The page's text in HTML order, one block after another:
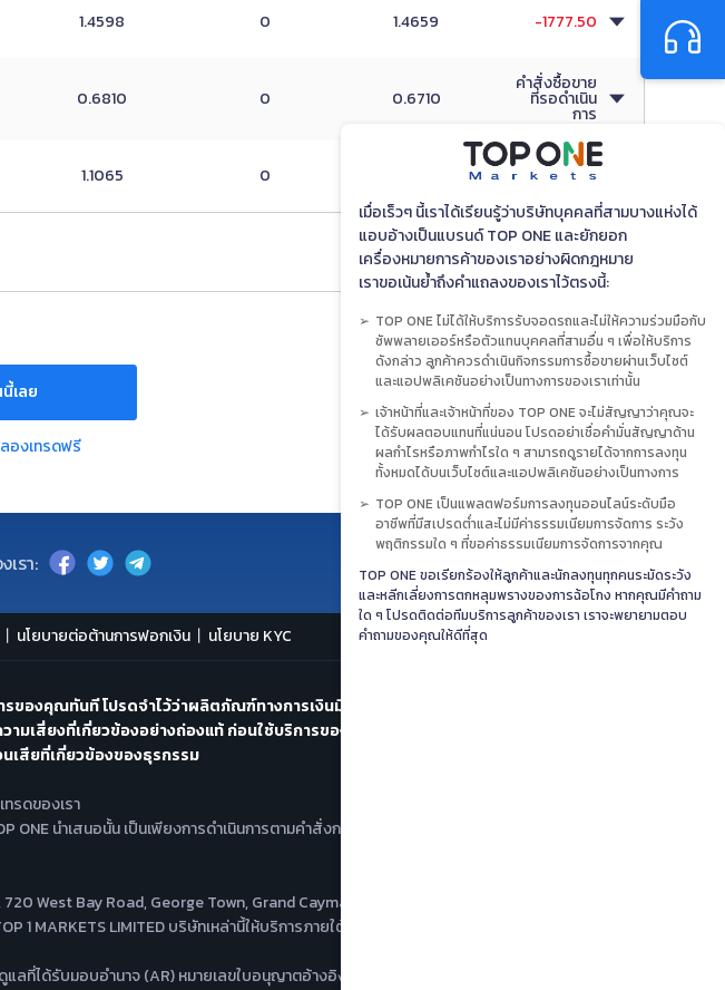
เมื่อเร็วๆ นี้เราได้เรียนรู้ว่าบริษัทบุคคลที่สามบางแห่งได้
แอบอ้างเป็นแบรนด์ TOP ONE และยักยอก
เครื่องหมายการค้าของเราอย่างผิดกฎหมาย
เราขอเน้นย้ำถึงคำแถลงของเราไว้ตรงนี้:
TOP ONE ไม่ได้ให้บริการรับจอดรถและไม่ให้ความร่วมมือกับ
ซัพพลายเออร์หรือตัวแทนบุคคลที่สามอื่น ๆ เพื่อให้บริการ
ดังกล่าว ลูกค้าควรดำเนินกิจกรรมการซื้อขายผ่านเว็บไซต์
และแอปพลิเคชันอย่างเป็นทางการของเราเท่านั้น
เจ้าหน้าที่และเจ้าหน้าที่ของ TOP ONE จะไม่สัญญาว่าคุณจะ
ได้รับผลตอบแทนที่แน่นอน โปรดอย่าเชื่อคำมั่นสัญญาด้าน
ผลกำไรหรือภาพกำไรใด ๆ สามารถดูรายได้จากการลงทุน
ทั้งหมดได้บนเว็บไซต์และแอปพลิเคชันอย่างเป็นทางการ
TOP ONE เป็นแพลตฟอร์มการลงทุนออนไลน์ระดับมือ
อาชีพที่มีสเปรดต่ำและไม่มีค่าธรรมเนียมการจัดการ ระวัง
พฤติกรรมใด ๆ ที่ขอค่าธรรมเนียมการจัดการจากคุณ
TOP ONE ขอเรียกร้องให้ลูกค้าและนักลงทุนทุกคนระมัดระวัง
และหลีกเลี่ยงการตกหลุมพรางของการฉ้อโกง หากคุณมีคำถาม
ใด ๆ โปรดติดต่อทีมบริการลูกค้าของเรา เราจะพยายามตอบ
คำถามของคุณให้ดีที่สุด
1.4598 0 1.4659 -1777.50
0.6810 0 0.6710
คำสั่งซื้อขาย
ที่รอดำเนิน
การ
1.1065 0 916.70
เลย
องเทรดฟรี
รา:
นโยบายต่อต้านการฟอกเงิน นโยบาย KYC
รของคุณทันที โปรดจำไว้ว่าผลิตภัณฑ์ทางการเงินมีความเสี่ยงสูงและคุณอาจสูญเสียเงินต้น
สี่ยงที่เกี่ยวข้องอย่างถ่องแท้ ก่อนใช้บริการของเรา โปรดอ่านคำเตือนเรื่องความเสี่ยง รวม
เสียที่เกี่ยวข้องของธุรกรรม
รดของเรา
นำเสนอนั้น เป็นเพียงการดำเนินการตามคำสั่งการเทรดเท่านั้น
West Bay Road, George Town, Grand Cayman, Cayman Islands
1 MARKETS LIMITED บริษัทเหล่านี้ให้บริการภายใต้ระเบียบข้อบังคับของท้องถิ่น และมีใบอนุญาต
ที่ได้รับมอบอำนาจ (AR) หมายเลขใบอนุญาตอ้างอิง: 001309512) เพื่อให้บริการทางการเงินที่เหมาะ